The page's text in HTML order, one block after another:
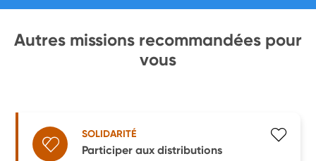
Autres missions recommandées pour
vous
SOLIDARITÉ
Participer aux distributions